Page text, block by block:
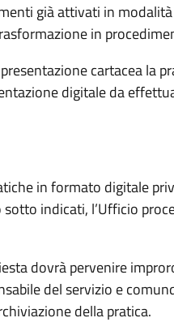
già attivati in
in
cartacea la
digitale da
in formato digitale
indicati, l’Ufficio
dovrà pervenire
del servizio e
della pratica.